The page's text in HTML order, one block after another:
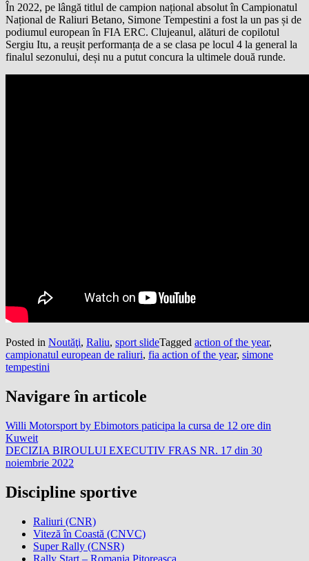
În 2022, pe lângă titlul de campion național absolut în Campionatul
Național de Raliuri Betano, Simone Tempestini a fost la un pas și de
podiumul european în FIA ERC. Clujeanul, alături de copilotul
Sergiu Itu, a reușit performanța de a se clasa pe locul 4 la general la
finalul sezonului, deși nu a putut concura la ultimele două runde.
Posted in Noutăţi, Raliu, sport slideTagged action of the year,
campionatul european de raliuri, fia action of the year, simone
tempestini
Navigare în articole
Willi Motorsport by Ebimotors paticipa la cursa de 12 ore din
Kuweit
DECIZIA BIROULUI EXECUTIV FRAS NR. 17 din 30
noiembrie 2022
Discipline sportive
Raliuri (CNR)
Viteză în Coastă (CNVC)
Super Rally (CNSR)
Rally Start – Romania Pitoreasca